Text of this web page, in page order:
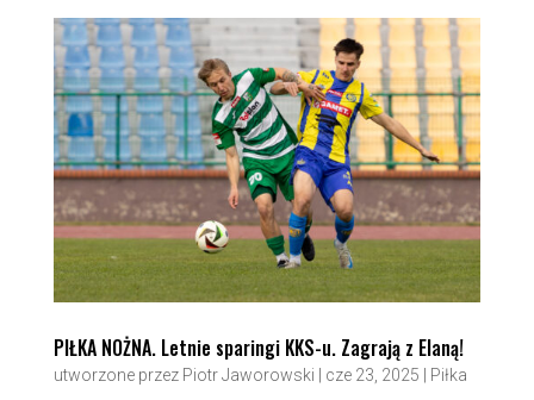
PIŁKA NOŻNA. Letnie sparingi KKS-u. Zagrają z Elaną!
utworzone przez Piotr Jaworowski cze 23, 2025
Piłka